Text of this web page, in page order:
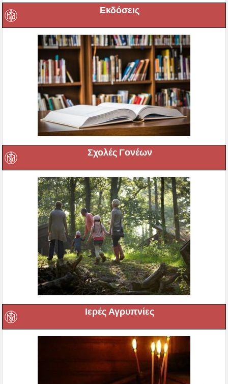
Εκδόσεις
Σχολές Γονέων
Ιερές Αγρυπνίες